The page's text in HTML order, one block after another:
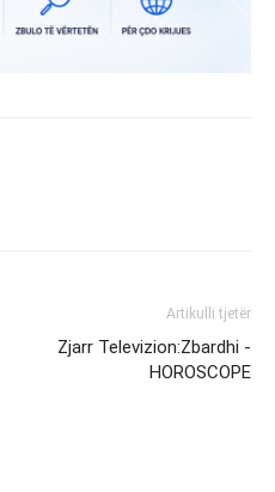
Artikulli tjetër
Zjarr Televizion:Zbardhi -
HOROSCOPE